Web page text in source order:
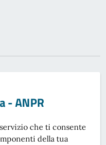
- ANPR
che ti consente
della tua